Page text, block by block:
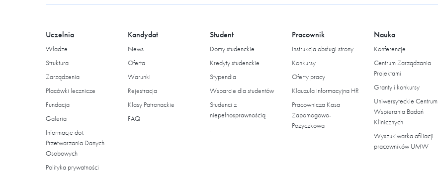
Uczelnia
Władze
Struktura
Zarządzenia
Placówki lecznicze
Fundacja
Galeria
Informacje dot.
Przetwarzania Danych
Osobowych
Polityka prywatności
Kandydat
News
Oferta
Warunki
Rejestracja
Klasy Patronackie
FAQ
Student
Domy studenckie
Kredyty studenckie
Stypendia
Wsparcie dla studentów
Studenci z
niepełnosprawnością
.
Pracownik
Instrukcja obsługi strony
Konkursy
Oferty pracy
Klauzula informacyjna HR
Pracownicza Kasa
Zapomogowo-
Pożyczkowa
Nauka
Konferencje
Centrum Zarządzania
Projektami
Granty i konkursy
Uniwersyteckie Centrum
Wspierania Badań
Klinicznych
Wyszukiwarka afiliacji
pracowników UMW